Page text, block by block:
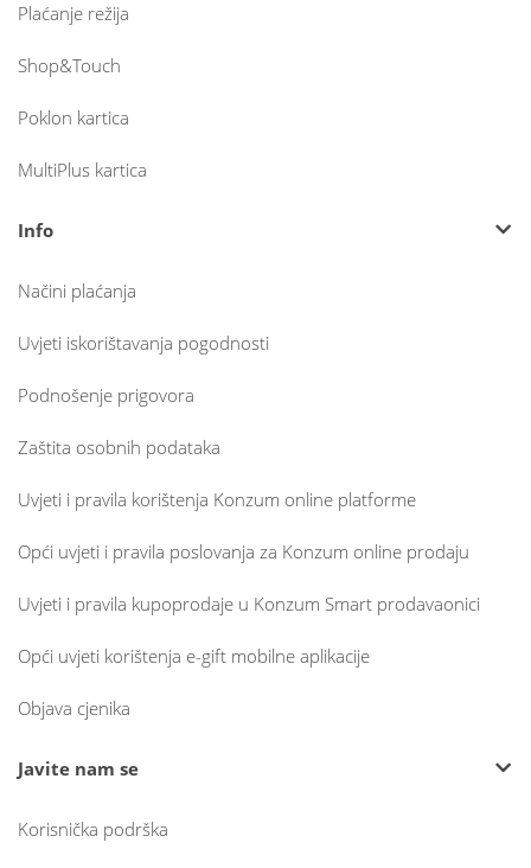
Plaćanje režija
Shop&Touch
Poklon kartica
MultiPlus kartica
Info
Načini plaćanja
Uvjeti iskorištavanja pogodnosti
Podnošenje prigovora
Zaštita osobnih podataka
Uvjeti i pravila korištenja Konzum online platforme
Opći uvjeti i pravila poslovanja za Konzum online prodaju
Uvjeti i pravila kupoprodaje u Konzum Smart prodavaonici
Opći uvjeti korištenja e-gift mobilne aplikacije
Objava cjenika
Javite nam se
Korisnička podrška